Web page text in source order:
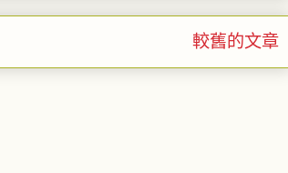
較舊的文章